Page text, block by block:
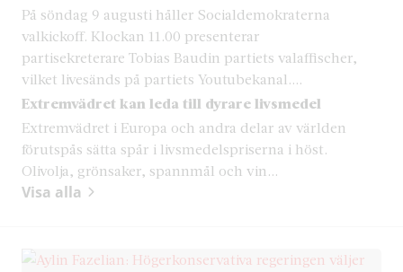
På söndag 9 augusti håller Socialdemokraterna
valkickoff. Klockan 11.00 presenterar
partisekreterare Tobias Baudin partiets valaffischer,
vilket livesänds på partiets Youtubekanal....
Extremvädret kan leda till dyrare livsmedel
Extremvädret i Europa och andra delar av världen
förutspås sätta spår i livsmedelspriserna i höst.
Olivolja, grönsaker, spannmål och vin...
Visa alla